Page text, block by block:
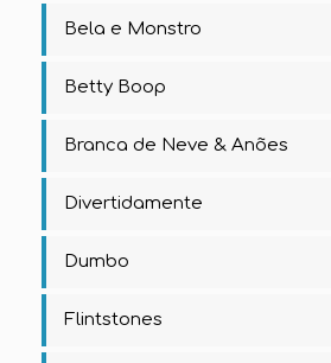
Bela e Monstro
Betty Boop
Branca de Neve & Anões
Divertidamente
Dumbo
Flintstones